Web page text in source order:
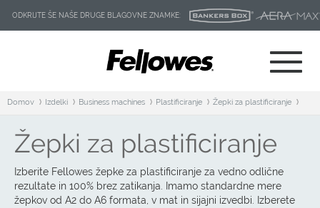
ODKRIJTE ŠE NAŠE DRUGE BLAGOVNE ZNAMKE:
Domov Izdelki Business machines Plastificiranje Žepki za plastificiranje
Žepki za plastificiranje
Izberite Fellowes žepke za plastificiranje za vedno odlične
rezultate in 100% brez zatikanja. Imamo standardne mere
žepkov od A2 do A6 formata, v mat in sijajni izvedbi. Izberete